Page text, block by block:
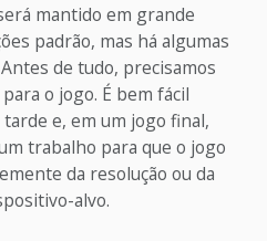
mantido em grande
padrão, mas há algumas
de tudo, precisamos
o jogo. É bem fácil
e, em um jogo final,
trabalho para que o jogo
da resolução ou da
alvo.